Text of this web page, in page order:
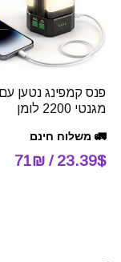
פנס קמפינג נטען
מגנטי 2200 לומן
🚛 משלוח חינם
23.39$ / 71₪